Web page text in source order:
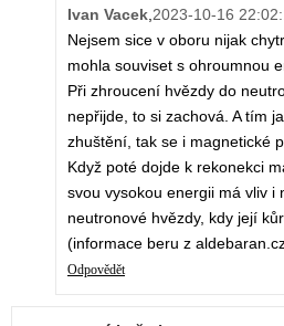
Ivan Vacek,2023-10-16
Nejsem sice v oboru nijak
mohla souviset s ohroumnou
Při zhroucení hvězdy do
nepřijde, to si zachová. A tím
zhuštění, tak se i magnetické
Když poté dojde k rekonekci
svou vysokou energii má vliv i
neutronové hvězdy, kdy její
(informace beru z
Odpovědět